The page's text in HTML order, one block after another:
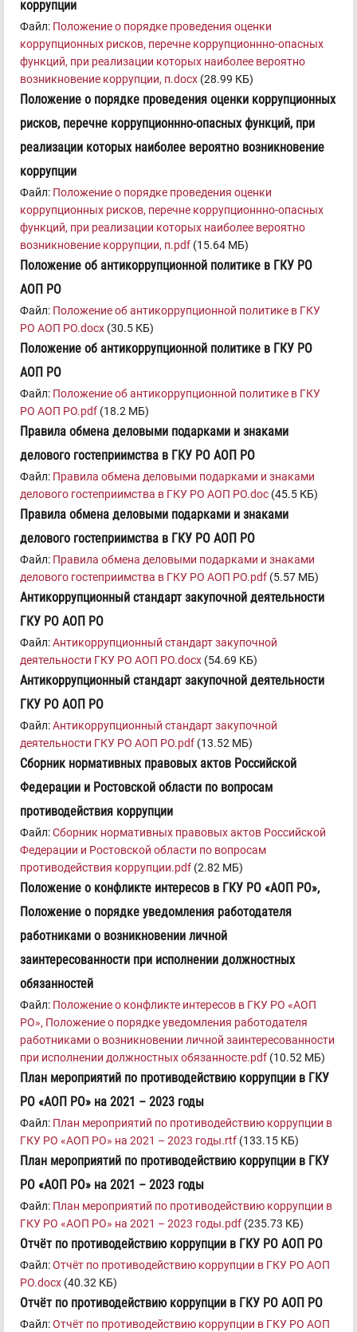
коррупции
Файл: Положение о порядке проведения оценки
коррупционных рисков, перечне коррупционнно-опасных
функций, при реализации которых наиболее вероятно
возникновение коррупции, п.docx (28.99 КБ)
Положение о порядке проведения оценки коррупционных
рисков, перечне коррупционнно-опасных функций, при
реализации которых наиболее вероятно возникновение
коррупции
Файл: Положение о порядке проведения оценки
коррупционных рисков, перечне коррупционнно-опасных
функций, при реализации которых наиболее вероятно
возникновение коррупции, п.pdf (15.64 МБ)
Положение об антикоррупционной политике в ГКУ РО
АОП РО
Файл: Положение об антикоррупционной политике в ГКУ
РО АОП РО.docx (30.5 КБ)
Положение об антикоррупционной политике в ГКУ РО
АОП РО
Файл: Положение об антикоррупционной политике в ГКУ
РО АОП РО.pdf (18.2 МБ)
Правила обмена деловыми подарками и знаками
делового гостеприимства в ГКУ РО АОП РО
Файл: Правила обмена деловыми подарками и знаками
делового гостеприимства в ГКУ РО АОП РО.doc (45.5 КБ)
Правила обмена деловыми подарками и знаками
делового гостеприимства в ГКУ РО АОП РО
Файл: Правила обмена деловыми подарками и знаками
делового гостеприимства в ГКУ РО АОП РО.pdf (5.57 МБ)
Антикоррупционный стандарт закупочной деятельности
ГКУ РО АОП РО
Файл:Антикоррупционный стандарт закупочной
деятельности ГКУ РО АОП РО.docx (54.69 КБ)
Антикоррупционный стандарт закупочной деятельности
ГКУ РО АОП РО
Файл:Антикоррупционный стандарт закупочной
деятельности ГКУ РО АОП РО.pdf (13.52 МБ)
Сборник нормативных правовых актов Российской
Федерации и Ростовской области по вопросам
противодействия коррупции
Файл:Сборник нормативных правовых актов Российской
Федерации и Ростовской области по вопросам
противодействия коррупции.pdf (2.82 МБ)
Положение о конфликте интересов в ГКУ РО «АОП РО»,
Положение о порядке уведомления работодателя
работниками о возникновении личной
заинтересованности при исполнении должностных
обязанностей
Файл: Положение о конфликте интересов в ГКУ РО «АОП
РО», Положение о порядке уведомления работодателя
работниками о возникновении личной заинтересованности
при исполнении должностных обязанносте.pdf (10.52 МБ)
План мерoприятий по противодействию коррупции в ГКУ
РО «АОП РО» на 2021 – 2023 годы
Файл: План мерoприятий по противодействию коррупции в
ГКУ РО «АОП РО» на 2021 – 2023 годы.rtf (133.15 КБ)
План мероприятий по противодействию коррупции в ГКУ
РО «АОП РО» на 2021 – 2023 годы
Файл: План мероприятий по противодействию коррупции в
ГКУ РО «АОП РО» на 2021 – 2023 годы.pdf (235.73 КБ)
Отчёт по противодействию коррупции в ГКУ РО АОП РО
Файл:Отчёт по противодействию коррупции в ГКУ РО АОП
РО.docx (40.32 КБ)
Отчёт по противодействию коррупции в ГКУ РО АОП РO
Файл:Отчёт по противодействию коррупции в ГКУ РО АОП